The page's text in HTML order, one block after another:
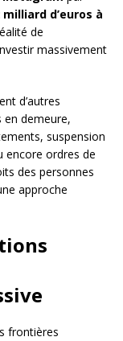
milliard d’euros à
de
massivement
d’autres
demeure,
suspension
encore ordres de
des personnes
approche
frontières